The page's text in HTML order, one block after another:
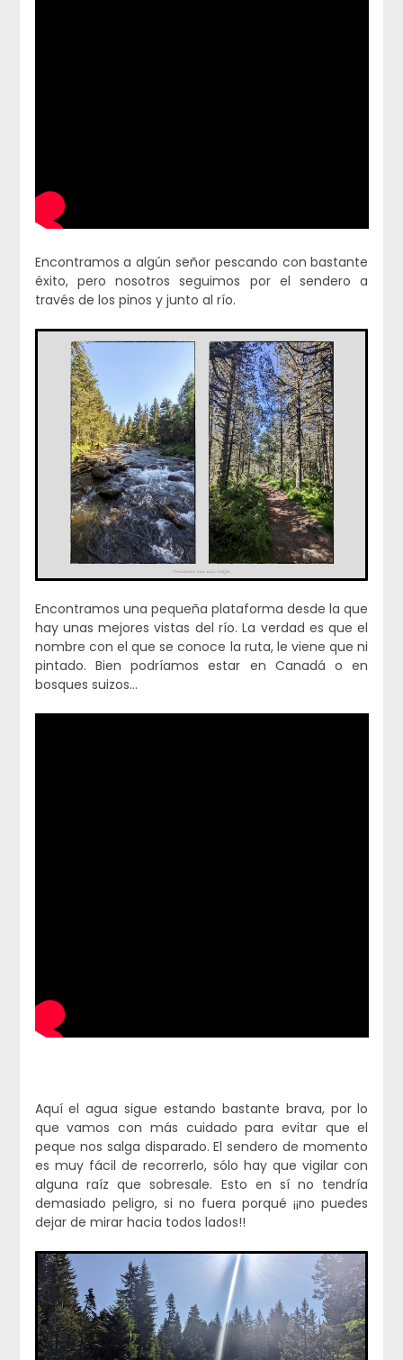
Encontramos a algún señor pescando con bastante
éxito, pero nosotros seguimos por el sendero a
través de los pinos y junto al río.
Encontramos una pequeña plataforma desde la que
hay unas mejores vistas del río. La verdad es que el
nombre con el que se conoce la ruta, le viene que ni
pintado. Bien podríamos estar en Canadá o en
bosques suizos…
Aquí el agua sigue estando bastante brava, por lo
que vamos con más cuidado para evitar que el
peque nos salga disparado. El sendero de momento
es muy fácil de recorrerlo, sólo hay que vigilar con
alguna raíz que sobresale. Esto en sí no tendría
demasiado peligro, si no fuera porqué ¡¡no puedes
dejar de mirar hacia todos lados!!